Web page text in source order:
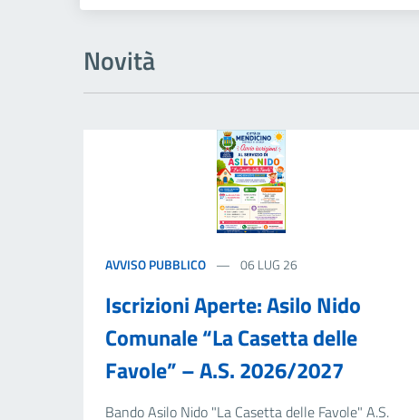
Novità
AVVISO PUBBLICO 06 LUG 26
Iscrizioni Aperte: Asilo Nido
Comunale “La Casetta delle
Favole” – A.S. 2026/2027
Bando Asilo Nido "La Casetta delle Favole" A.S.